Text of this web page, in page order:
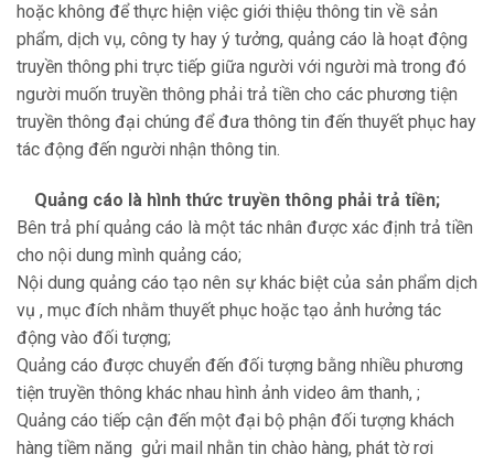
hoặc không để thực hiện việc giới thiệu thông tin về sản
phẩm, dịch vụ, công ty hay ý tưởng, quảng cáo là hoạt động
truyền thông phi trực tiếp giữa người với người mà trong đó
người muốn truyền thông phải trả tiền cho các phương tiện
truyền thông đại chúng để đưa thông tin đến thuyết phục hay
tác động đến người nhận thông tin.
Quảng cáo là hình thức truyền thông phải trả tiền;
Bên trả phí quảng cáo là một tác nhân được xác định trả tiền
cho nội dung mình quảng cáo;
Nội dung quảng cáo tạo nên sự khác biệt của sản phẩm dịch
vụ , mục đích nhằm thuyết phục hoặc tạo ảnh hưởng tác
động vào đối tượng;
Quảng cáo được chuyển đến đối tượng bằng nhiều phương
tiện truyền thông khác nhau hình ảnh video âm thanh, ;
Quảng cáo tiếp cận đến một đại bộ phận đối tượng khách
hàng tiềm năng gửi mail nhằn tin chào hàng, phát tờ rơi